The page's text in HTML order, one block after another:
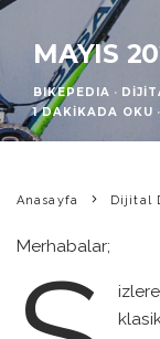
MAYIS
BIKEPEDIA ·
1 DAKIKADA OKU ·
Anasayfa Dijital
Merhabalar;